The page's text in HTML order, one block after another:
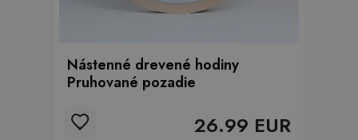
Nástenné drevené hodiny
Pruhované pozadie
26.99 EUR